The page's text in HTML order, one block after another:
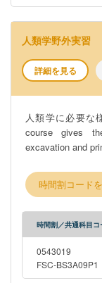
人類学野外実習
詳細を見る
人類学に必要な
course gives
excavation and
時間割コード
時間割／共通科目コ
0543019
FSC-BS3A09P1